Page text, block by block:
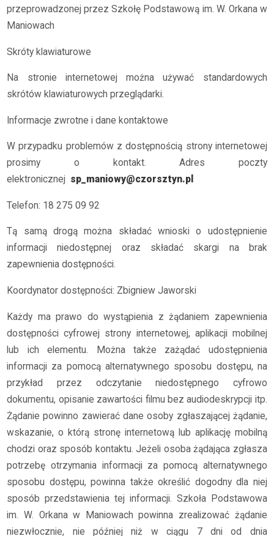
przeprowadzonej przez Szkołę Podstawową im. W. Orkana w
Maniowach
Skróty klawiaturowe
Na stronie internetowej można używać standardowych
skrótów klawiaturowych przeglądarki.
Informacje zwrotne i dane kontaktowe
W przypadku problemów z dostępnością strony internetowej
prosimy o kontakt. Adres poczty
elektronicznej sp_maniowy@czorsztyn.pl
Telefon: 18 275 09 92
Tą samą drogą można składać wnioski o udostępnienie
informacji niedostępnej oraz składać skargi na brak
zapewnienia dostępności.
Koordynator dostępności: Zbigniew Jaworski
Każdy ma prawo do wystąpienia z żądaniem zapewnienia
dostępności cyfrowej strony internetowej, aplikacji mobilnej
lub ich elementu. Można także zażądać udostępnienia
informacji za pomocą alternatywnego sposobu dostępu, na
przykład przez odczytanie niedostępnego cyfrowo
dokumentu, opisanie zawartości filmu bez audiodeskrypcji itp.
Żądanie powinno zawierać dane osoby zgłaszającej żądanie,
wskazanie, o którą stronę internetową lub aplikację mobilną
chodzi oraz sposób kontaktu. Jeżeli osoba żądająca zgłasza
potrzebę otrzymania informacji za pomocą alternatywnego
sposobu dostępu, powinna także określić dogodny dla niej
sposób przedstawienia tej informacji. Szkoła Podstawowa
im. W. Orkana w Maniowach powinna zrealizować żądanie
niezwłocznie, nie później niż w ciągu 7 dni od dnia